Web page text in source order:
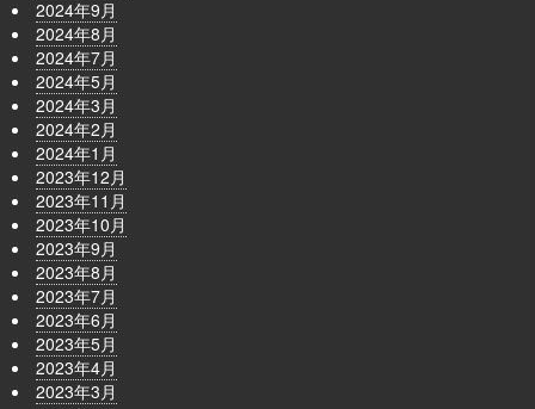
2024年9月
2024年8月
2024年7月
2024年5月
2024年3月
2024年2月
2024年1月
2023年12月
2023年11月
2023年10月
2023年9月
2023年8月
2023年7月
2023年6月
2023年5月
2023年4月
2023年3月